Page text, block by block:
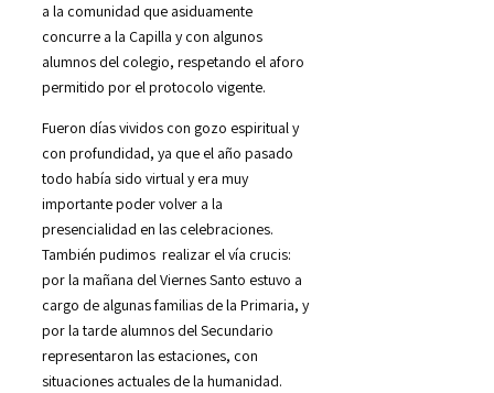
a la comunidad que asiduamente
concurre a la Capilla y con algunos
alumnos del colegio, respetando el aforo
permitido por el protocolo vigente.
Fueron días vividos con gozo espiritual y
con profundidad, ya que el año pasado
todo había sido virtual y era muy
importante poder volver a la
presencialidad en las celebraciones.
También pudimos realizar el vía crucis:
por la mañana del Viernes Santo estuvo a
cargo de algunas familias de la Primaria, y
por la tarde alumnos del Secundario
representaron las estaciones, con
situaciones actuales de la humanidad.